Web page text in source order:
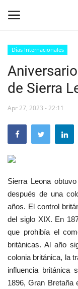
Inicio
Contacto
Nuestro Equipo
Herencia de
Movimiento
Noticias
Días Internacionales
de Sierra
Apr 27, 2023 - 22:11
Sierra Leona
después de una
años. El control
del siglo XIX. En
que prohibía el
británicas. Al año
colonia británica, la
influencia británica
1896, Gran Bretaña